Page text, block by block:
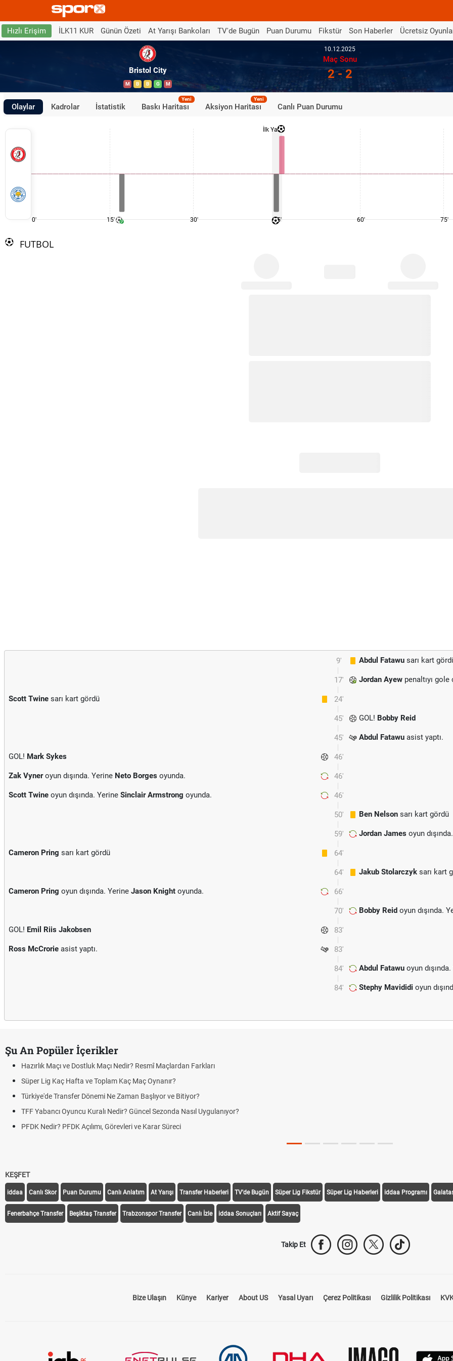
Hızlı Erişim İLK11 KUR Günün Özeti At Yarışı Bankoları TV'de Bugün Puan Durumu Fikstür Son Haberler Ücretsiz
Bristol City
M B B G M
10.12.2025
Maç Sonu
2 - 2
Olaylar Kadrolar İstatistik Baskı Haritası
Yeni
Aksiyon Haritası
Yeni
Canlı Puan Durumu
0' 15' 30'
İlk Yarı
45' 60' 75'
FUTBOL
9' Abdul Fatawu sarı kart
17' Jordan Ayew penaltıyı gole
24'
Scott Twine sarı kart gördü
45' GOL! Bobby Reid
45' Abdul Fatawu asist yaptı.
46'
GOL! Mark Sykes
46'
Zak Vyneroyun dışında. Yerine Neto Borges oyunda.
46'
Scott Twine oyun dışında. Yerine Sinclair Armstrong oyunda.
50' Ben Nelson sarı kart gördü
59' Jordan James oyun
64'
Cameron Pring sarı kart gördü
64' Jakub Stolarczyk sarı kart
66'
Cameron Pring oyun dışında. Yerine Jason Knight oyunda.
70' Bobby Reid oyun dışında.
83'
GOL! Emil Riis Jakobsen
83'
Ross McCrorie asist yaptı.
84' Abdul Fatawu oyun
84' Stephy Mavididi oyun
Şu An Popüler İçerikler
Hazırlık Maçı ve Dostluk Maçı Nedir? Resmî Maçlardan Farkları
Süper Lig Kaç Hafta ve Toplam Kaç Maç Oynanır?
Türkiye'de Transfer Dönemi Ne Zaman Başlıyor ve Bitiyor?
TFF Yabancı Oyuncu Kuralı Nedir? Güncel Sezonda Nasıl Uygulanıyor?
PFDK Nedir? PFDK Açılımı, Görevleri ve Karar Süreci
KEŞFET
iddaa Canlı Skor Puan Durumu Canlı Anlatım At Yarışı Transfer Haberleri TV'de Bugün Süper Lig Fikstür Süper Lig Haberleri iddaa Programı
Fenerbahçe Transfer Beşiktaş Transfer Trabzonspor Transfer Canlı İzle iddaa Sonuçları Aktif Sayaç
Takip Et
Bize Ulaşın Künye Kariyer About US Yasal Uyarı Çerez Politikası Gizlilik Politikası